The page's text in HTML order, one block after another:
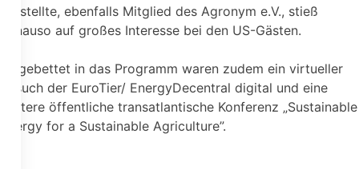
vorstellte, ebenfalls Mitglied des Agronym e.V., stieß
genauso auf großes Interesse bei den US-Gästen.
Eingebettet in das Programm waren zudem ein virtueller
Besuch der EuroTier/ EnergyDecentral digital und eine
weitere öffentliche transatlantische Konferenz „Sustainable
Energy for a Sustainable Agriculture”.